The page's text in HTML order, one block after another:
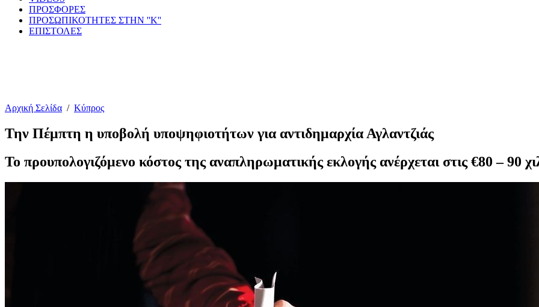
ΠΡΟΣΦΟΡΕΣ
ΠΡΟΣΩΠΙΚΟΤΗΤΕΣ ΣΤΗΝ ''Κ''
ΕΠΙΣΤΟΛΕΣ
Αρχική Σελίδα / Κύπρος
Την Πέμπτη η υποβολή υποψηφιοτήτων για αντιδημαρχία Αγλαντζιάς
Το προυπολογιζόμενο κόστος της αναπληρωματικής εκλογής ανέρχεται στις €80 – 90